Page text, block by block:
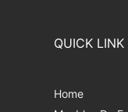
QUICK LINK
Home